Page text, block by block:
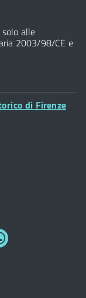
alle
2003/98/CE e
di Firenze
Collegamento
a